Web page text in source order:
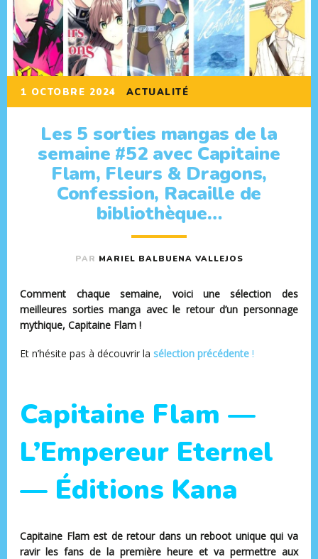
1 OCTOBRE 2024 ACTUALITÉ
Les 5 sorties mangas de la
semaine #52 avec Capitaine
Flam, Fleurs & Dragons,
Confession, Racaille de
bibliothèque…
PAR MARIEL BALBUENA VALLEJOS
Comment chaque semaine, voici une sélection des
meilleures sorties manga avec le retour d’un personnage
mythique, Capitaine Flam !
Et n’hésite pas à découvrir lasélection précédente !
Capitaine Flam —
L’Empereur Eternel
— Éditions Kana
Capitaine Flam est de retour dans un reboot unique qui va
ravir les fans de la première heure et va permettre aux